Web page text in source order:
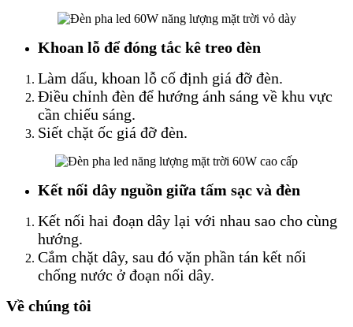
Khoan lỗ để đóng tắc kê treo đèn
Làm dấu, khoan lỗ cố định giá đỡ đèn.
Điều chỉnh đèn để hướng ánh sáng về khu vực
cần chiếu sáng.
Siết chặt ốc giá đỡ đèn.
Kết nối dây nguồn giữa tấm sạc và đèn
Kết nối hai đoạn dây lại với nhau sao cho cùng
hướng.
Cắm chặt dây, sau đó vặn phần tán kết nối
chống nước ở đoạn nối dây.
Về chúng tôi